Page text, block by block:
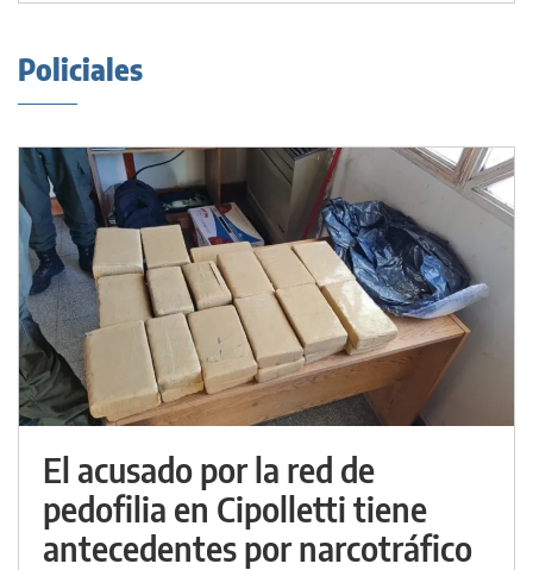
Policiales
El acusado por la red de
pedofilia en Cipolletti tiene
antecedentes por narcotráfico